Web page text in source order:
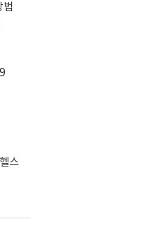
법
헬스